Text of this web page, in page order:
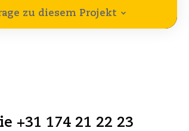
zu diesem Projekt
+31 174 21 22 23